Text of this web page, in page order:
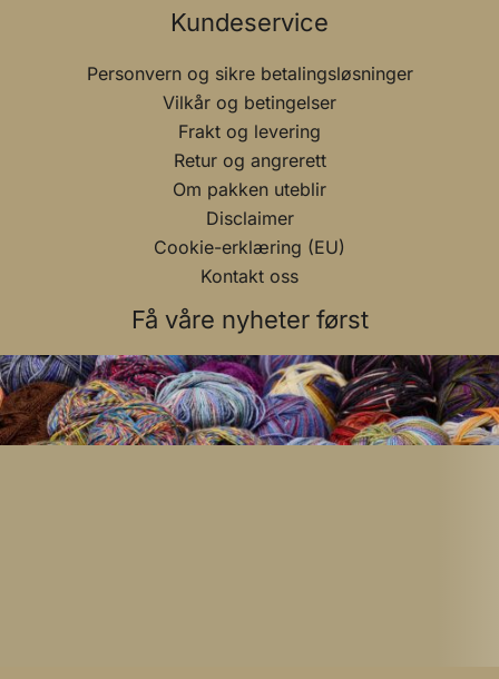
Kundeservice
Personvern og sikre betalingsløsninger
Vilkår og betingelser
Frakt og levering
Retur og angrerett
Om pakken uteblir
Disclaimer
Cookie-erklæring (EU)
Kontakt oss
Få våre nyheter først